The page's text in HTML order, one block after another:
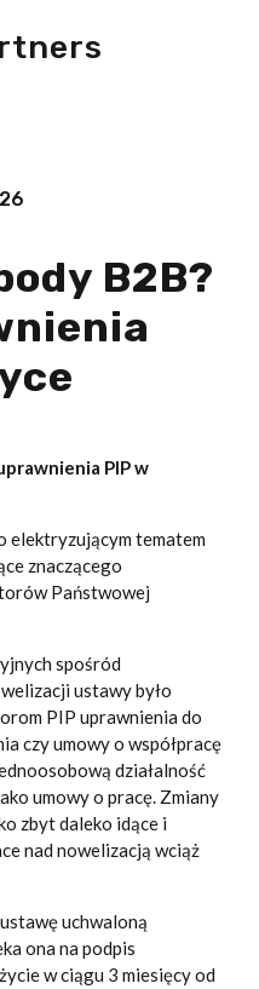
B2B?
PIP w
elektryzującym tematem
znaczącego
Państwowej
spośród
ustawy było
PIP uprawnienia do
czy umowy o współpracę
działalność
umowy o pracę. Zmiany
zbyt daleko idące i
nad nowelizacją wciąż
uchwaloną
ona na podpis
w ciągu 3 miesięcy od